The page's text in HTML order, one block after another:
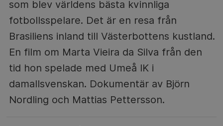
som blev världens bästa kvinnliga
fotbollsspelare. Det är en resa från
Brasiliens inland till Västerbottens kustland.
En film om Marta Vieira da Silva från den
tid hon spelade med Umeå IK i
damallsvenskan. Dokumentär av Björn
Nordling och Mattias Pettersson.